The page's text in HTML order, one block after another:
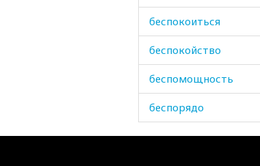
беспокоиться
беспокойство
беспомощность
беспорядо
беспорядок